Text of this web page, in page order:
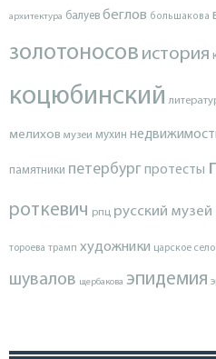
архитектура балуев беглов большакова
золотоносов история
коцюбинский
мелихов музеи мухин
памятники петербургпротесты
роткевич рпц русский музей
тороева трамп художники царское село
шувалов щербакова эпидемия